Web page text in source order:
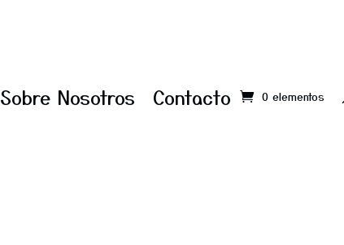
Sobre Nosotros Contacto 0 elementos